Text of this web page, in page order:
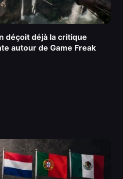
déçoit déjà la critique
autour de Game Freak